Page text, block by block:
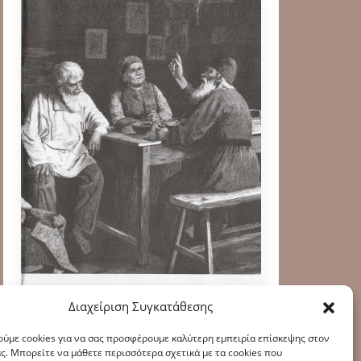
Διαχείριση Συγκατάθεσης
cookies για να σας προσφέρουμε καλύτερη εμπειρία επίσκεψης στον
Μπορείτε να μάθετε περισσότερα σχετικά με τα cookies που